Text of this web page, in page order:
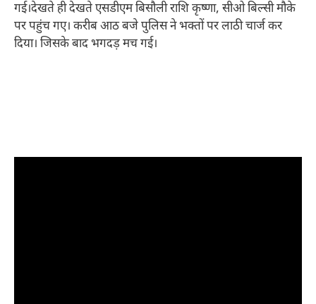
गई।देखते ही देखते एसडीएम बिसौली राशि कृष्णा, सीओ बिल्सी मौके
पर पहुंच गए। करीब आठ बजे पुलिस ने भक्तों पर लाठी चार्ज कर
दिया। जिसके बाद भगदड़ मच गई।